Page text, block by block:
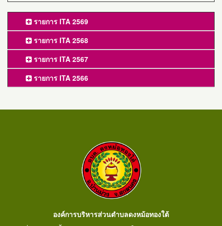
รายการ ITA 2569
รายการ ITA 2568
รายการ ITA 2567
รายการ ITA 2566
องค์การบริหารส่วนตำบลดงหม้อทองใต้